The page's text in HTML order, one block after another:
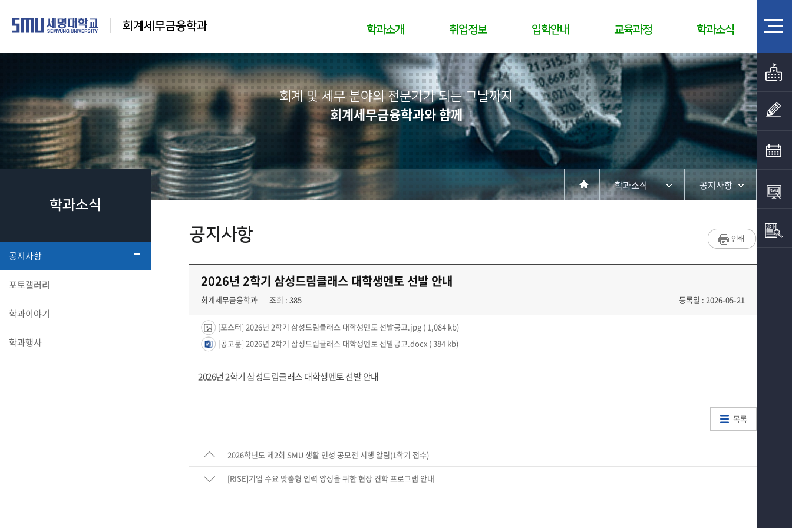
회계세무금융학과 학과소개 취업정보 입학안내 교육과정 학과소식
회계 및 세무 분야의 전문가가 되는 그날까지
회계세무금융학과와 함께
학과소식
공지사항
포토갤러리
학과이야기
학과행사
학과소식
입학안내
공지사항
포토갤러리
학과이야기
학과행사
공지사항
2026년 2학기 삼성드림클래스 대학생멘토 선발 안내
회계세무금융학과 조회 : 385 등록일 : 2026-05-21
[포스터] 2026년 2학기 삼성드림클래스 대학생멘토 선발공고.jpg ( 1,084 kb)
[공고문] 2026년 2학기 삼성드림클래스 대학생멘토 선발공고.docx ( 384 kb)
2026년 2학기 삼성드림클래스 대학생멘토 선발 안내
목록
2026학년도 제2회 SMU 생활 인성 공모전 시행 알림(1학기 접수)
[RISE]기업 수요 맞춤형 인력 양성을 위한 현장 견학 프로그램 안내